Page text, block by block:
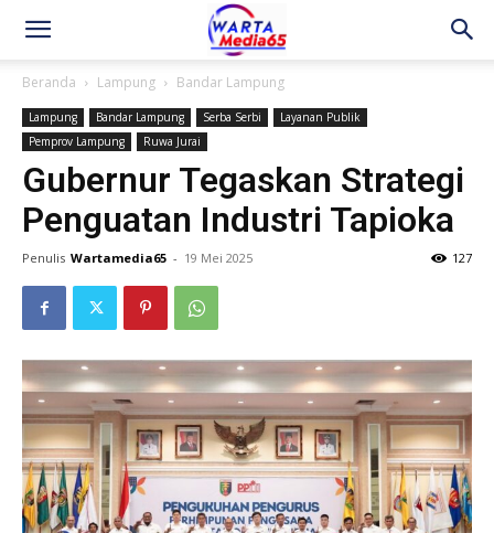
Beranda Lampung Bandar Lampung
Lampung Bandar Lampung Serba Serbi
Layanan Publik
Pemprov Lampung
Ruwa Jurai
Gubernur Tegaskan Strategi
Penguatan Industri Tapioka
Penulis Wartamedia65 - 19 Mei 2025 127